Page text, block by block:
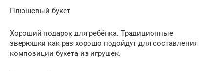
Плюшевый букет
Хороший подарок для ребёнка. Традиционные
зверюшки как раз хорошо подойдут для составления
композиции букета из игрушек.